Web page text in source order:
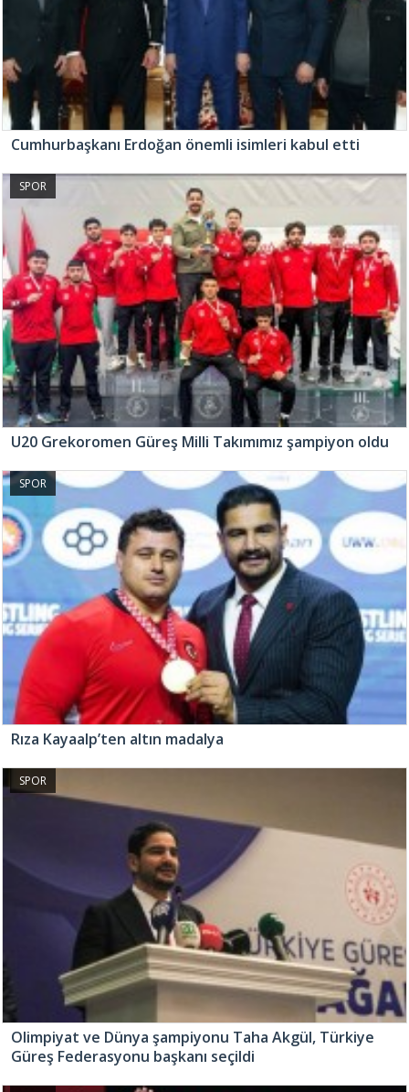
Cumhurbaşkanı Erdoğan önemli isimleri kabul etti
SPOR
U20 Grekoromen Güreş Milli Takımımız şampiyon oldu
SPOR
Rıza Kayaalp’ten altın madalya
SPOR
Olimpiyat ve Dünya şampiyonu Taha Akgül, Türkiye
Güreş Federasyonu başkanı seçildi